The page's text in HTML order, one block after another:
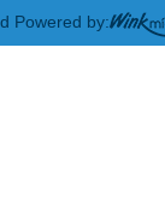
Powered by: